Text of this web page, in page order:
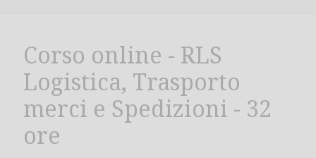
Corso online - RLS
Logistica, Trasporto
merci e Spedizioni - 32
ore